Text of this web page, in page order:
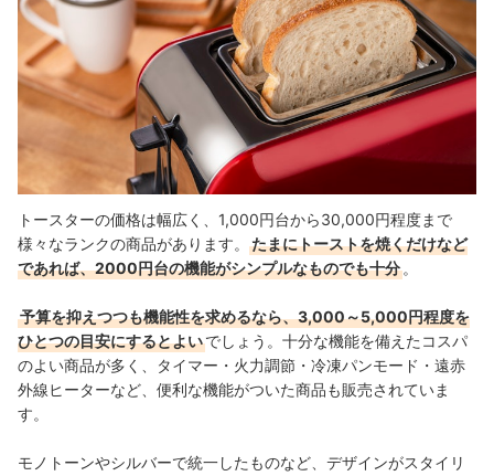
トースターの価格は幅広く、1,000円台から30,000円程度まで
様々なランクの商品があります。
たまにトーストを焼くだけなど
であれば、2000円台の機能がシンプルなものでも十分 。
予算を抑えつつも機能性を求めるなら、3,000～5,000円程度を
ひとつの目安にするとよいでしょう。十分な機能を備えたコスパ
のよい商品が多く、タイマー・火力調節・冷凍パンモード・遠赤
外線ヒーターなど、便利な機能がついた商品も販売されていま
す。
モノトーンやシルバーで統一したものなど、デザインがスタイリ